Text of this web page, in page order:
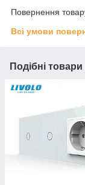
Повернення
Всі умови
Подібні товари